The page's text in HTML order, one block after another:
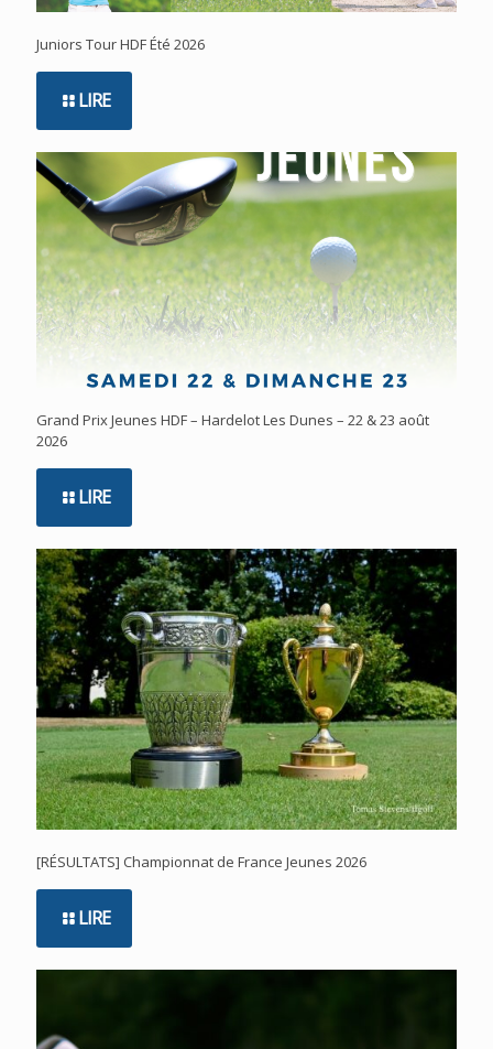
Juniors Tour HDF Été 2026
LIRE
Grand Prix Jeunes HDF – Hardelot Les Dunes – 22 & 23 août
2026
LIRE
[RÉSULTATS] Championnat de France Jeunes 2026
LIRE